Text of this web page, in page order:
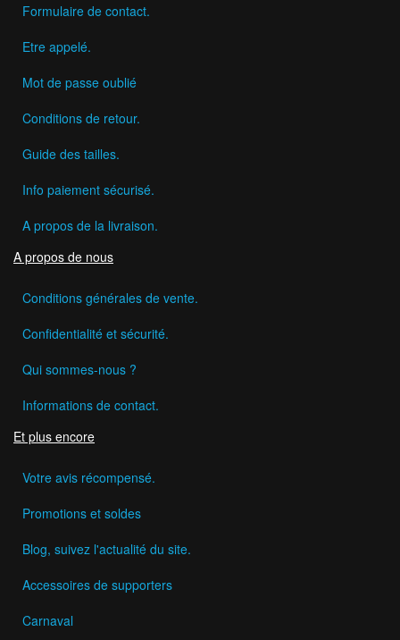
Formulaire de contact.
Etre appelé.
Mot de passe oublié
Conditions de retour.
Guide des tailles.
Info paiement sécurisé.
A propos de la livraison.
A propos de nous
Conditions générales de vente.
Confidentialité et sécurité.
Qui sommes-nous ?
Informations de contact.
Et plus encore
Votre avis récompensé.
Promotions et soldes
Blog, suivez l'actualité du site.
Accessoires de supporters
Carnaval